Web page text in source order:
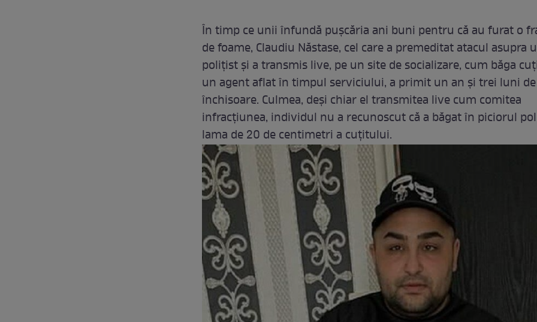
În timp ce unii înfundă pușcăria ani buni pentru că au furat o
de foame, Claudiu Năstase, cel care a premeditat atacul asupra
polițist și a transmis live, pe un site de socializare, cum băga
un agent aflat în timpul serviciului, a primit un an și trei luni de
închisoare. Culmea, deși chiar el transmitea live cum comitea
infracțiunea, individul nu a recunoscut că a băgat în piciorul
lama de 20 de centimetri a cuțitului.